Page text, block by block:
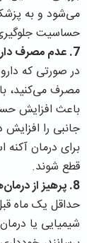
می‌شود و به
حساسیت
7. عدم مصرف
در صورتی که
مصرف می‌کنید،
باعث افزایش
جانبی را افزایش
قطع شوند.
8. پرهیز از
حداقل یک ماه
شیمیایی یا